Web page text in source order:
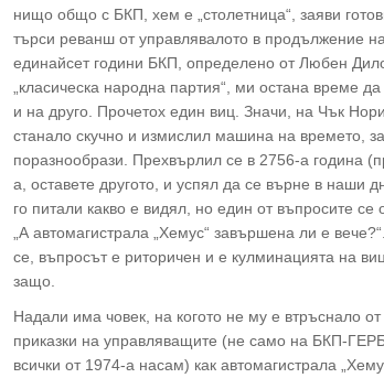
нищо общо с БКП, хем е „столетница“, заяви
търси реванш от управлявалото в продължение на
единайсет години БКП, определено от Любен
„класическа народна партия“, ми остана време
и на друго. Прочетох един виц. Значи, на Чък
станало скучно и измислил машина на времето,
поразнообрази. Прехвърлил се в 2756-а година
а, оставете другото, и успял да се върне в наши
го питали какво е видял, но един от въпросите се
„А автомагистрала „Хемус“ завършена ли е
се, въпросът е риторичен и е кулминацията на
защо.
Надали има човек, на когото не му е втръснало от
приказки на управляващите (не само на БКП-
всички от 1974-а насам) как автомагистрала